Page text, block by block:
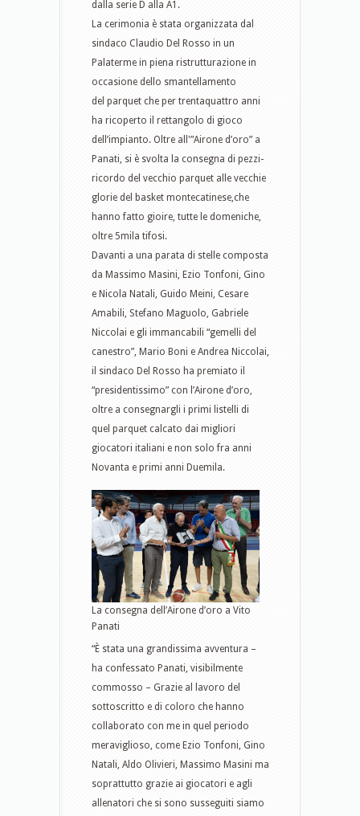
dalla serie D alla A1.
La cerimonia è stata organizzata dal
sindaco Claudio Del Rosso in un
Palaterme in piena ristrutturazione in
occasione dello smantellamento
del parquet che per trentaquattro anni
ha ricoperto il rettangolo di gioco
dell’impianto. Oltre all'”Airone d’oro” a
Panati, si è svolta la consegna di pezzi-
ricordo del vecchio parquet alle vecchie
glorie del basket montecatinese,che
hanno fatto gioire, tutte le domeniche,
oltre 5mila tifosi.
Davanti a una parata di stelle composta
da Massimo Masini, Ezio Tonfoni, Gino
e Nicola Natali, Guido Meini, Cesare
Amabili, Stefano Maguolo, Gabriele
Niccolai e gli immancabili “gemelli del
canestro”, Mario Boni e Andrea Niccolai,
il sindaco Del Rosso ha premiato il
“presidentissimo” con l’Airone d’oro,
oltre a consegnargli i primi listelli di
quel parquet calcato dai migliori
giocatori italiani e non solo fra anni
Novanta e primi anni Duemila.
La consegna dell’Airone d’oro a Vito
Panati
“È stata una grandissima avventura –
ha confessato Panati, visibilmente
commosso – Grazie al lavoro del
sottoscritto e di coloro che hanno
collaborato con me in quel periodo
meraviglioso, come Ezio Tonfoni, Gino
Natali, Aldo Olivieri, Massimo Masini ma
soprattutto grazie ai giocatori e agli
allenatori che si sono susseguiti siamo